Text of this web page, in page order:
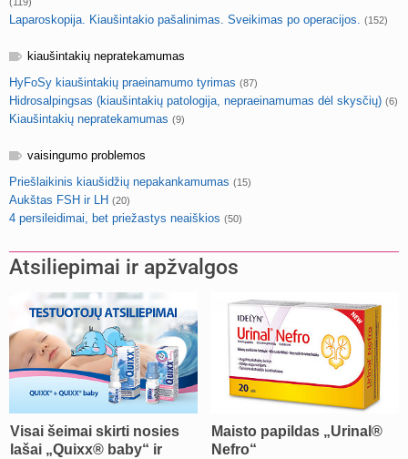
Laparoskopija. Kiaušintakio pašalinimas. Sveikimas po operacijos. (152)
kiaušintakių nepratekamumas
HyFoSy kiaušintakių praeinamumo tyrimas (87)
Hidrosalpingsas (kiaušintakių patologija, nepraeinamumas dėl skysčių) (6)
Kiaušintakių nepratekamumas (9)
vaisingumo problemos
Priešlaikinis kiaušidžių nepakankamumas (15)
Aukštas FSH ir LH (20)
4 persileidimai, bet priežastys neaiškios (50)
Atsiliepimai ir apžvalgos
Visai šeimai skirti nosies
lašai „Quixx® baby“ ir
Maisto papildas „Urinal®
Nefro“